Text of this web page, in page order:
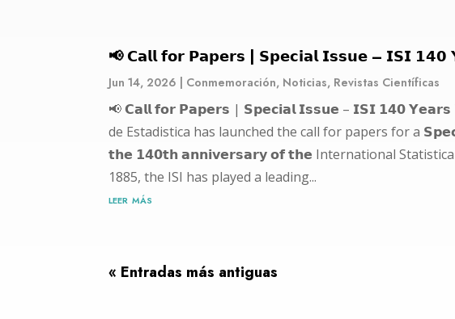
📢 𝗖𝗮𝗹𝗹 𝗳𝗼𝗿 𝗣𝗮𝗽𝗲𝗿𝘀 | 𝗦𝗽𝗲𝗰𝗶𝗮𝗹 𝗜𝘀𝘀𝘂𝗲 – 𝗜𝗦𝗜 𝟭𝟰𝟬
Jun 14, 2026 Conmemoración, Noticias, Revistas Científicas
📢 𝗖𝗮𝗹𝗹 𝗳𝗼𝗿 𝗣𝗮𝗽𝗲𝗿𝘀 | 𝗦𝗽𝗲𝗰𝗶𝗮𝗹 𝗜𝘀𝘀𝘂𝗲 – 𝗜𝗦𝗜 𝟭𝟰𝟬 𝗬𝗲𝗮𝗿𝘀
de Estadistica has launched the call for papers for a
𝘁𝗵𝗲 𝟭𝟰𝟬𝘁𝗵 𝗮𝗻𝗻𝗶𝘃𝗲𝗿𝘀𝗮𝗿𝘆 𝗼𝗳 𝘁𝗵𝗲 International
1885, the ISI has played a leading...
leer más
« Entradas más antiguas